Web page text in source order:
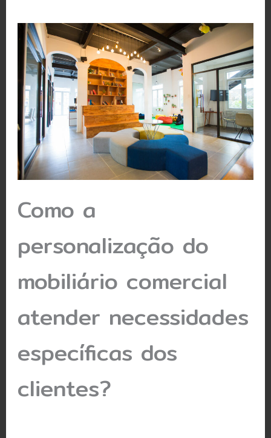
Como a
personalização do
mobiliário comercial
atender necessidades
específicas dos
clientes?